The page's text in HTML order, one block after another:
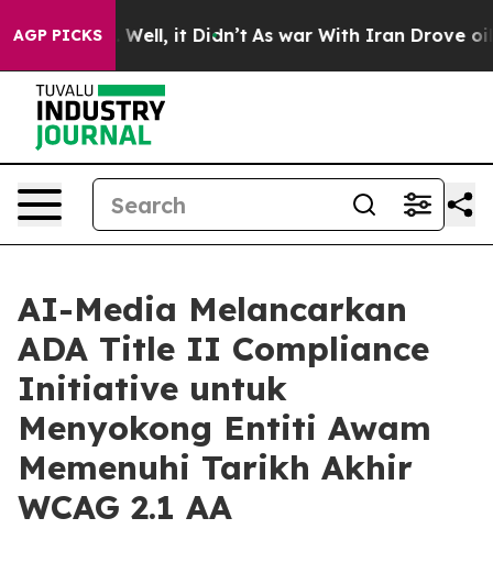
AGP PICKS
40%. Well, it Didn’t As war With Iran Drove oil
AI-Media Melancarkan
ADA Title II Compliance
Initiative untuk
Menyokong Entiti Awam
Memenuhi Tarikh Akhir
WCAG 2.1 AA